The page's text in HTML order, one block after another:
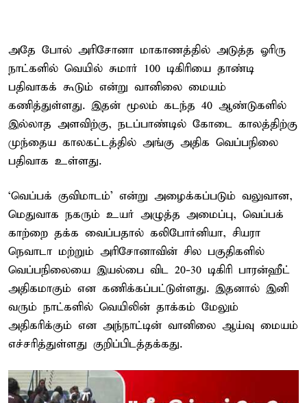
அதே போல் அரிசோனா மாகாணத்தில் அடுத்த ஓரிரு
நாட்களில் வெயில் சுமார் 100 டிகிரியை தாண்டி
பதிவாகக் கூடும் என்று வானிலை மையம்
கணித்துள்ளது. இதன் மூலம் கடந்த 40 ஆண்டுகளில்
இல்லாத அளவிற்கு, நடப்பாண்டில் கோடை காலத்திற்கு
முந்தைய காலகட்டத்தில் அங்கு அதிக வெப்பநிலை
பதிவாக உள்ளது.
‘வெப்பக் குவிமாடம்’ என்று அழைக்கப்படும் வலுவான,
மெதுவாக நகரும் உயர் அழுத்த அமைப்பு, வெப்பக்
காற்றை தக்க வைப்பதால் கலிபோர்னியா, சியரா
நெவாடா மற்றும் அரிசோனாவின் சில பகுதிகளில்
வெப்பநிலையை இயல்பை விட 20-30 டிகிரி பாரன்ஹீட்
அதிகமாகும் என கணிக்கப்பட்டுள்ளது. இதனால் இனி
வரும் நாட்களில் வெயிலின் தாக்கம் மேலும்
அதிகரிக்கும் என அந்நாட்டின் வானிலை ஆய்வு மையம்
எச்சரித்துள்ளது குறிப்பிடத்தக்கது.